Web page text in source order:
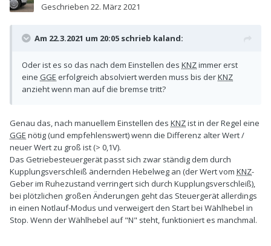
Geschrieben 22. März 2021
Am 22.3.2021 um 20:05 schrieb kaland:
Oder ist es so das nach dem Einstellen des KNZimmer erst
eine GGE erfolgreich absolviert werden muss bis derKNZ
anzieht wenn man auf die bremse tritt?
Genau das, nach manuellem Einstellen des KNZist in der Regel eine
GGE nötig (und empfehlenswert) wenn die Differenz alter Wert /
neuer Wert zu groß ist (> 0,1V).
Das Getriebesteuergerät passt sich zwar ständig dem durch
Kupplungsverschleiß ändernden Hebelweg an (der Wert vom KNZ-
Geber im Ruhezustand verringert sich durch Kupplungsverschleiß),
bei plötzlichen großen Änderungen geht das Steuergerät allerdings
in einen Notlauf-Modus und verweigert den Start bei Wählhebel in
Stop. Wenn der Wählhebel auf "N" steht, funktioniert es manchmal.